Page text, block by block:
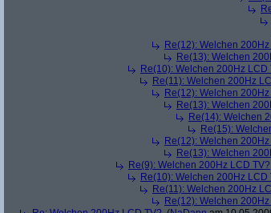
Re(12): Welchen
Re(13): Welchen
Re(10): Welchen 200Hz LCD
Re(11): Welchen 200Hz
Re(12): Welchen
Re(13): Welchen
Re(14): Welchen
Re(15):
Re(12): Welchen
Re(13): Welchen
Re(9): Welchen 200Hz LCD TV?
Re(10): Welchen 200Hz LCD
Re(11): Welchen 200Hz
Re(12): Welchen